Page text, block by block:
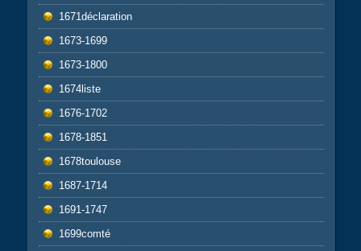
1671déclaration
1673-1699
1673-1800
1674liste
1676-1702
1678-1851
1678toulouse
1687-1714
1691-1747
1699comté